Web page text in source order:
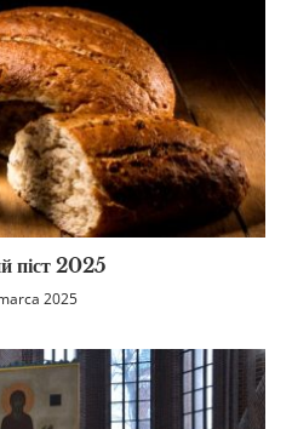
піст 2025
2025